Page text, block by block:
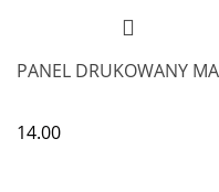
PANEL DRUKOWANY
14.00